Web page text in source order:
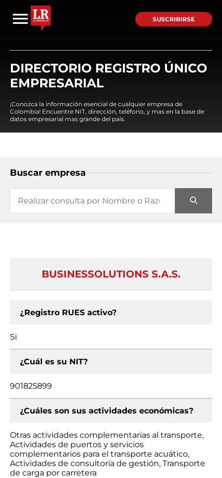
SUSCRIBIRSE
DIRECTORIO REGISTRO ÚNICO
EMPRESARIAL
¡Conozca la información esencial de cualquier empresa de
Colombia! Encuentre NIT, dirección, teléfono, y mas en la base de
datos empresarial mas grande del país.
Buscar empresa
BUSINESSOLUTIONS S.A.S.
¿Registro RUES activo?
Si
¿Cuál es su NIT?
901825899
¿Cuáles son sus actividades económicas?
Otras actividades complementarias al transporte,
Actividades de puertos y servicios
complementarios para el transporte acuático,
Actividades de consultoría de gestión, Transporte
de carga por carretera